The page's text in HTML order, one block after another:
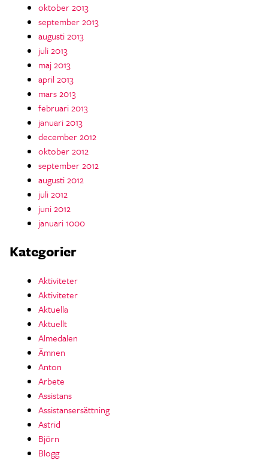
oktober 2013
september 2013
augusti 2013
juli 2013
maj 2013
april 2013
mars 2013
februari 2013
januari 2013
december 2012
oktober 2012
september 2012
augusti 2012
juli 2012
juni 2012
januari 1000
Kategorier
Aktiviteter
Aktiviteter
Aktuella
Aktuellt
Almedalen
Ämnen
Anton
Arbete
Assistans
Assistansersättning
Astrid
Björn
Blogg